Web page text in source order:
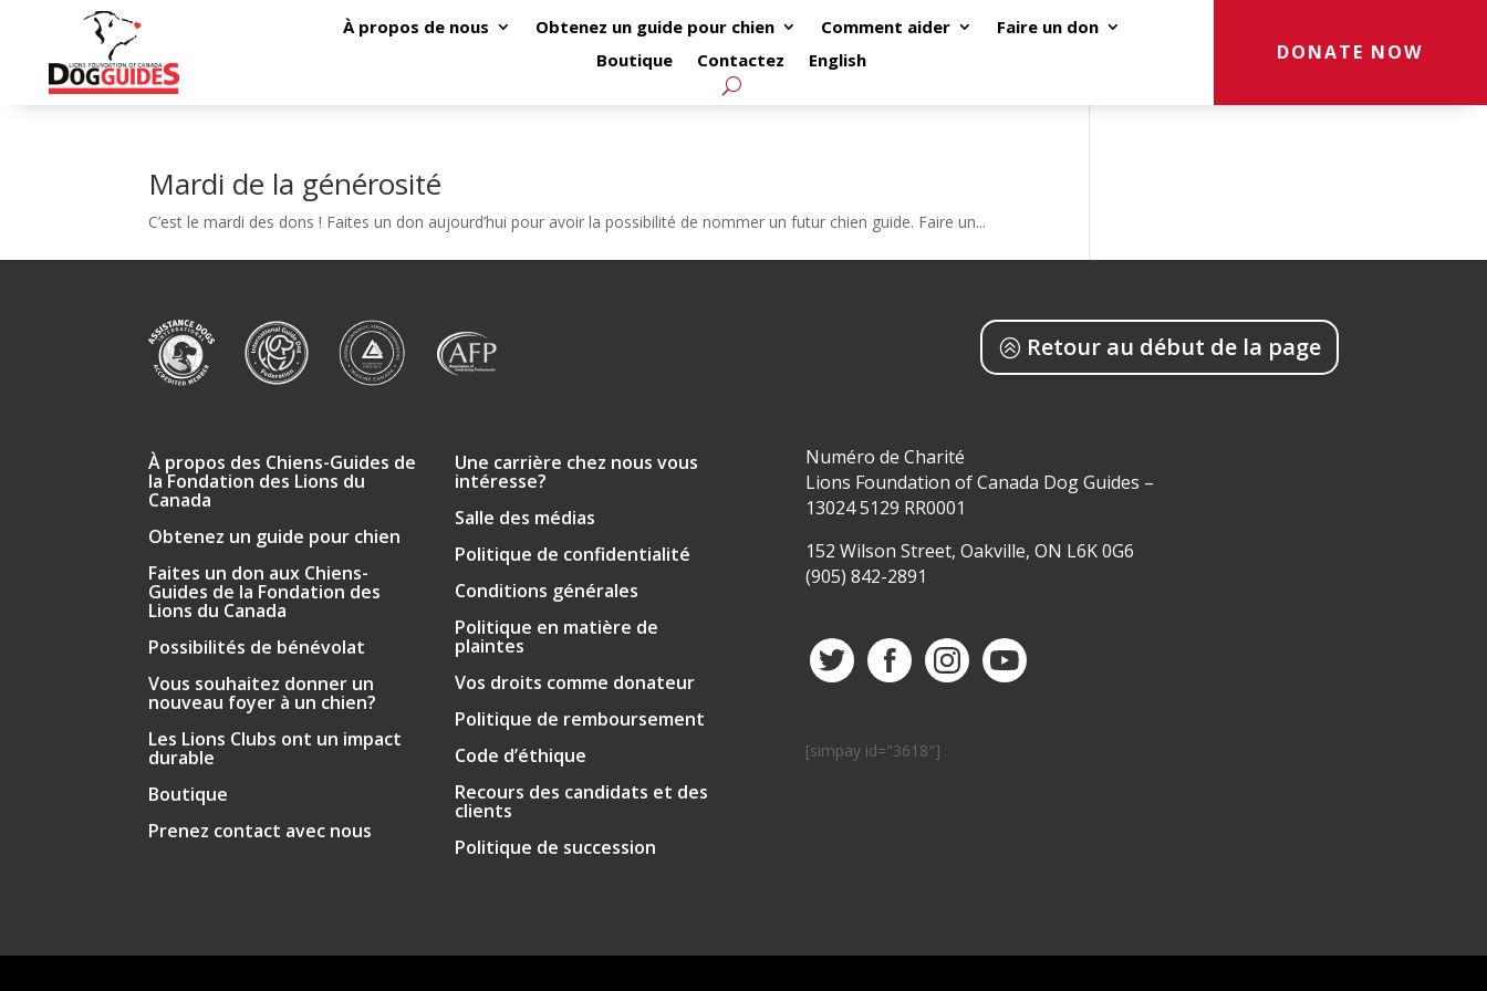
À propos de nous Obtenez un guide pour chien Comment aider
Faire un don
Boutique
Contactez English DONATE NOW
Mardi de la générosité
C’est le mardi des dons ! Faites un don aujourd’hui pour avoir la possibilité de nommer un futur chien guide. Faire un...
Retour au début de la page
À propos des Chiens-Guides de
la Fondation des Lions du
Canada
Obtenez un guide pour chien
Faites un don aux Chiens-
Guides de la Fondation des
Lions du Canada
Possibilités de bénévolat
Vous souhaitez donner un
nouveau foyer à un chien?
Les Lions Clubs ont un impact
durable
Boutique
Prenez contact avec nous
Une carrière chez nous vous
intéresse?
Salle des médias
Politique de confidentialité
Conditions générales
Politique en matière de
plaintes
Vos droits comme donateur
Politique de remboursement
Code d’éthique
Recours des candidats et des
clients
Politique de succession
Numéro de Charité
Lions Foundation of Canada Dog Guides –
13024 5129 RR0001
152 Wilson Street, Oakville, ON L6K 0G6
(905) 842-2891
[simpay id="3618"]